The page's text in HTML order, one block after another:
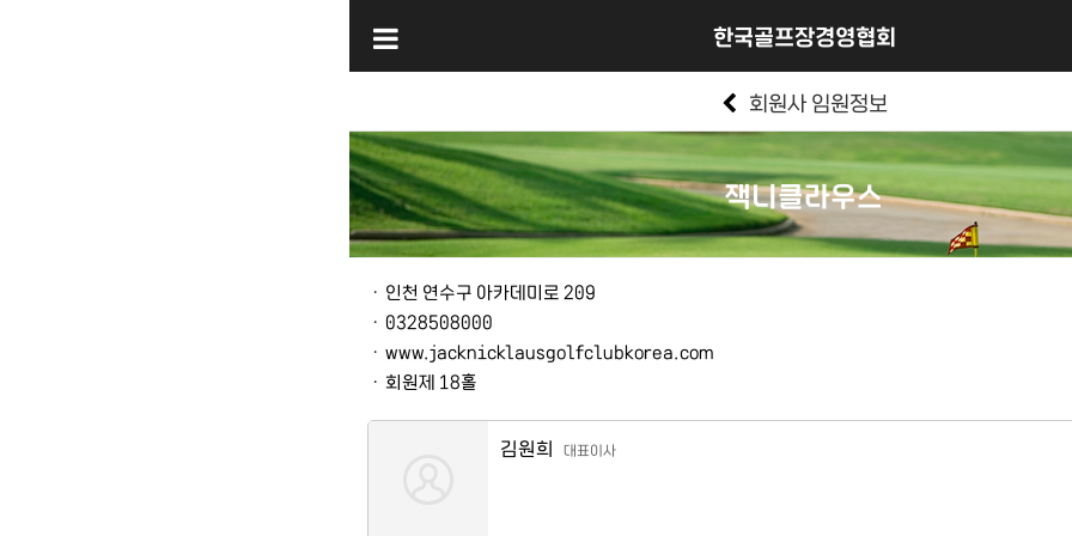
한국골프장경영협회
회원사 임원정보
잭니클라우스
본문
ㆍ 인천 연수구 아카데미로 209
ㆍ 0328508000
ㆍ www.jacknicklausgolfclubkorea.com
ㆍ 회원제 18홀
김원희 대표이사